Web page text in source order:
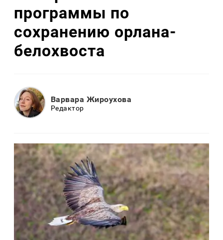
программы по
сохранению орлана-
белохвоста
Варвара Жироухова
Редактор